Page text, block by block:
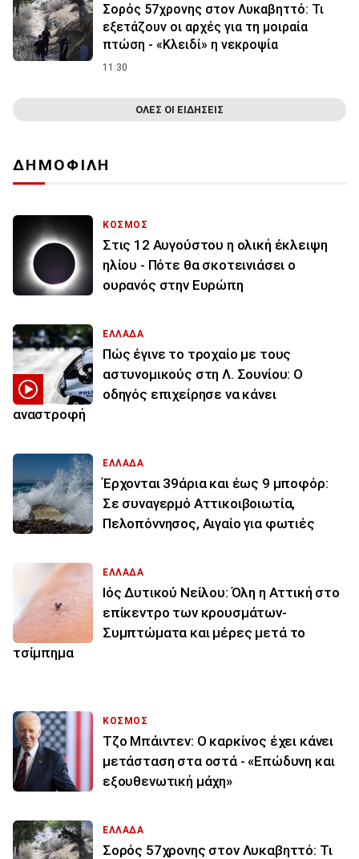
Σορός 57χρονης στον Λυκαβηττό: Τι
εξετάζουν οι αρχές για τη μοιραία
πτώση - «Κλειδί» η νεκροψία
11:30
ΟΛΕΣ ΟΙ ΕΙΔΗΣΕΙΣ
ΔΗΜΟΦΙΛΗ
ΚΟΣΜΟΣ
Στις 12 Αυγούστου η ολική έκλειψη
ηλίου - Πότε θα σκοτεινιάσει ο
ουρανός στην Ευρώπη
ΕΛΛΑΔΑ
Πώς έγινε το τροχαίο με τους
αστυνομικούς στη Λ. Σουνίου: Ο
οδηγός επιχείρησε να κάνει
αναστροφή
ΕΛΛΑΔΑ
Έρχονται 39άρια και έως 9 μποφόρ:
Σε συναγερμό Αττικοιβοιωτία,
Πελοπόννησος, Αιγαίο για φωτιές
ΕΛΛΑΔΑ
Ιός Δυτικού Νείλου: Όλη η Αττική στο
επίκεντρο των κρουσμάτων-
Συμπτώματα και μέρες μετά το
τσίμπημα
ΚΟΣΜΟΣ
Τζο Μπάιντεν: Ο καρκίνος έχει κάνει
μετάσταση στα οστά - «Επώδυνη και
εξουθενωτική μάχη»
ΕΛΛΑΔΑ
Σορός 57χρονης στον Λυκαβηττό: Τι